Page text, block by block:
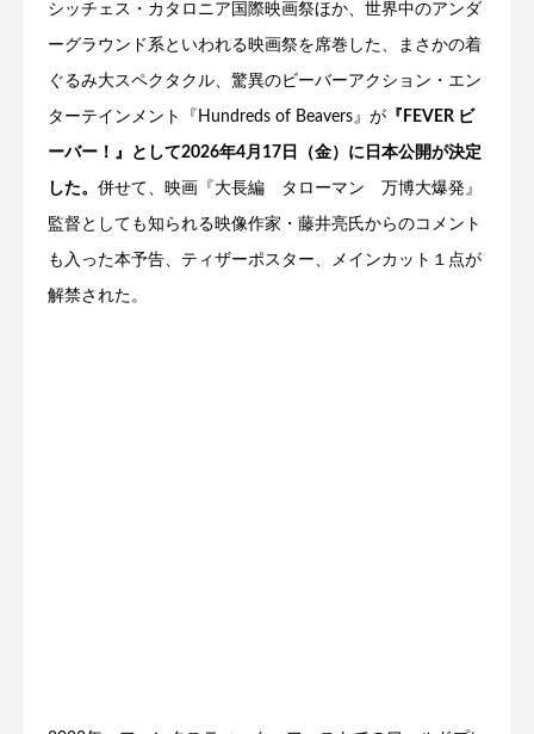
シッチェス・カタロニア国際映画祭ほか、世界中のアンダ
ーグラウンド系といわれる映画祭を席巻した、まさかの着
ぐるみ大スペクタクル、驚異のビーバーアクション・エン
ターテインメント『Hundreds of Beavers』が 『FEVER ビ
ーバー！』として2026年4月17日（金）に日本公開が決定
した。 併せて、映画『大長編 タローマン 万博大爆発』
監督としても知られる映像作家・藤井亮氏からのコメント
も入った本予告、ティザーポスター、メインカット１点が
解禁された。